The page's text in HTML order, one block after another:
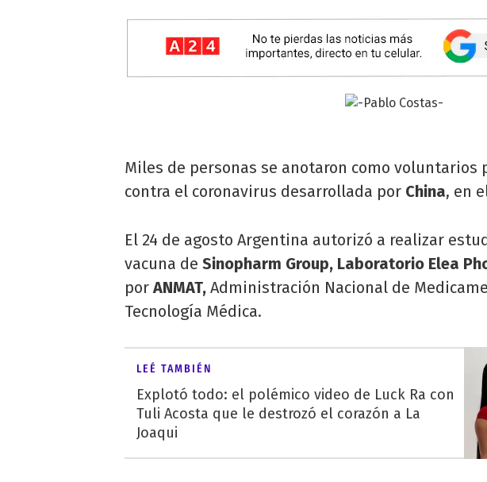
Miles de personas se anotaron como voluntarios
contra el coronavirus desarrollada por China, en
El 24 de agosto Argentina autorizó a realizar
vacuna de Sinopharm Group, Laboratorio Elea
porANMAT, Administración Nacional de
Tecnología Médica.
LEÉ TAMBIÉN
Explotó todo: el polémico video de Luck Ra con
Tuli Acosta que le destrozó el corazón a La
Joaqui